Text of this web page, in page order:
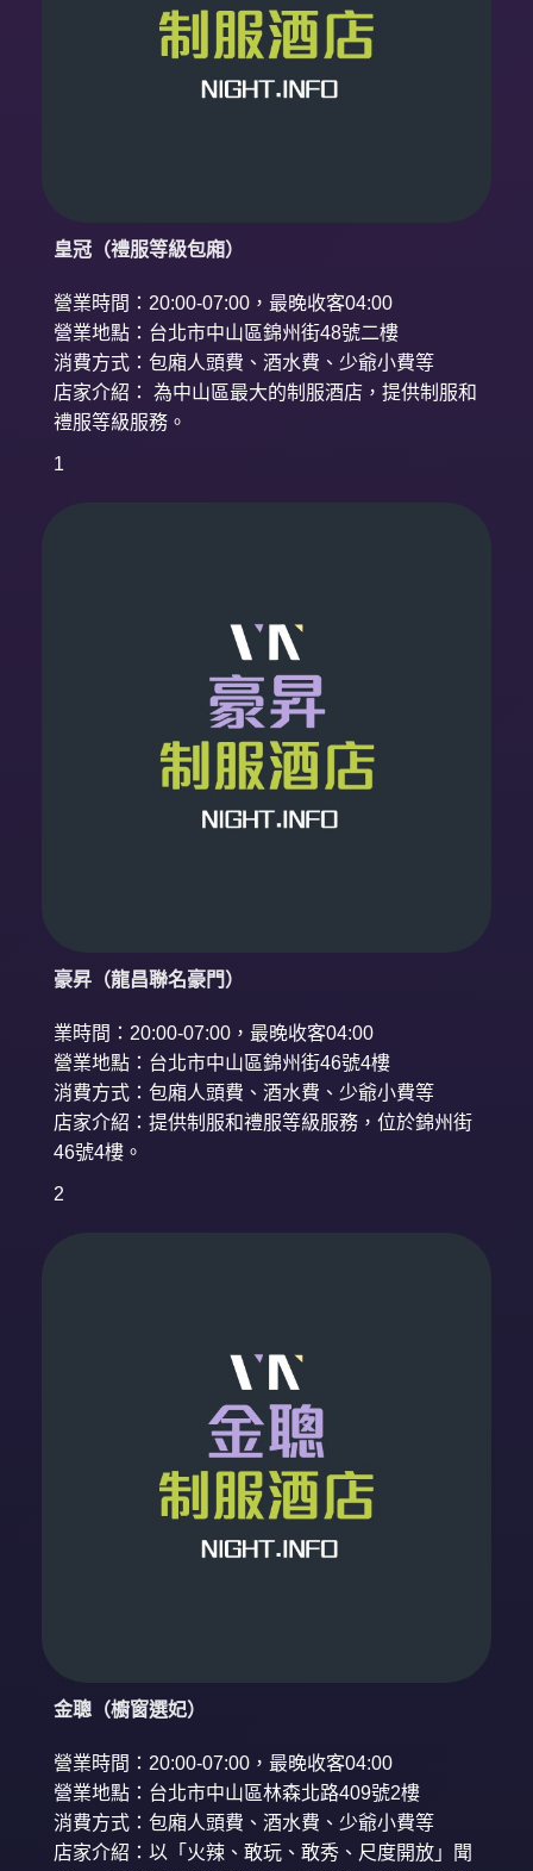
皇冠（禮服等級包廂）
營業時間：20:00-07:00，最晚收客04:00
營業地點：台北市中山區錦州街48號二樓
消費方式：包廂人頭費、酒水費、少爺小費等
店家介紹： 為中山區最大的制服酒店，提供制服和
禮服等級服務。
1
豪昇（龍昌聯名豪門）
業時間：20:00-07:00，最晚收客04:00
營業地點：台北市中山區錦州街46號4樓
消費方式：包廂人頭費、酒水費、少爺小費等
店家介紹：提供制服和禮服等級服務，位於錦州街
46號4樓。
2
金聰（櫥窗選妃）
營業時間：20:00-07:00，最晚收客04:00
營業地點：台北市中山區林森北路409號2樓
消費方式：包廂人頭費、酒水費、少爺小費等
店家介紹：以「火辣、敢玩、敢秀、尺度開放」聞